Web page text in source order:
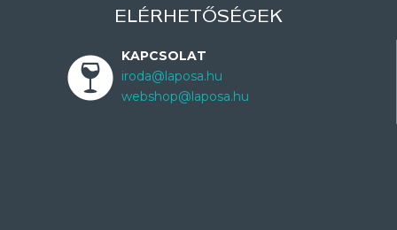
ELÉRHETŐSÉGEK
KAPCSOLAT
iroda@laposa.hu
webshop@laposa.hu